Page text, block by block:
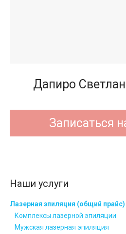
Дапиро
Записаться
Наши услуги
Лазерная эпиляция (общий прайс)
Комплексы лазерной эпиляции
Мужская лазерная эпиляция